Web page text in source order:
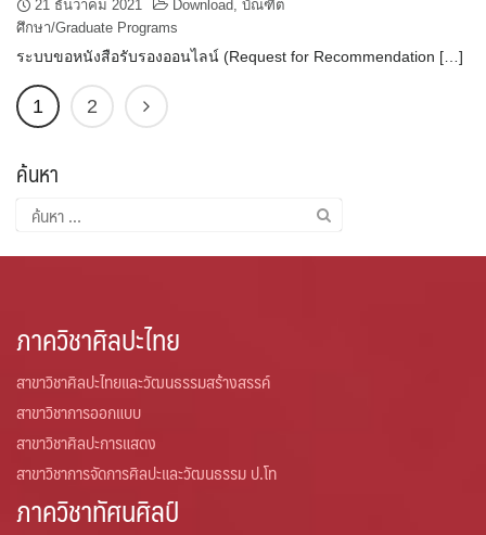
21 ธันวาคม 2021 Download, บัณฑิต
ศึกษา/Graduate Programs
ระบบขอหนังสือรับรองออนไลน์ (Request for Recommendation […]
1 2
ค้นหา
ค้นหา
สำหรับ:
ภาควิชาศิลปะไทย
สาขาวิชาศิลปะไทยและวัฒนธรรมสร้างสรรค์
สาขาวิชาการออกแบบ
สาขาวิชาศิลปะการแสดง
สาขาวิชาการจัดการศิลปะและวัฒนธรรม ป.โท
ภาควิชาทัศนศิลป์